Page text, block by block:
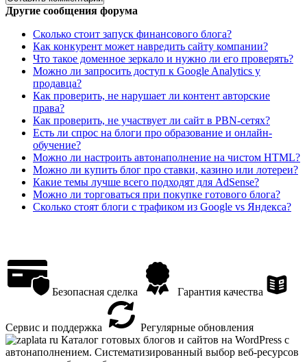
Другие сообщения форума
Сколько стоит запуск финансового блога?
Как конкурент может навредить сайту компании?
Что такое доменное зеркало и нужно ли его проверять?
Можно ли запросить доступ к Google Analytics у
продавца?
Как проверить, не нарушает ли контент авторские
права?
Как проверить, не участвует ли сайт в PBN-сетях?
Есть ли спрос на блоги про образование и онлайн-
обучение?
Можно ли настроить автонаполнение на чистом HTML?
Можно ли купить блог про ставки, казино или лотереи?
Какие темы лучше всего подходят для AdSense?
Можно ли торговаться при покупке готового блога?
Сколько стоят блоги с трафиком из Google vs Яндекса?
Безопасная сделка Гарантия качества
Сервис и поддержка
Регулярные обновления
Каталог готовых блогов и сайтов на WordPress с
автонаполнением. Систематизированный выбор веб-ресурсов